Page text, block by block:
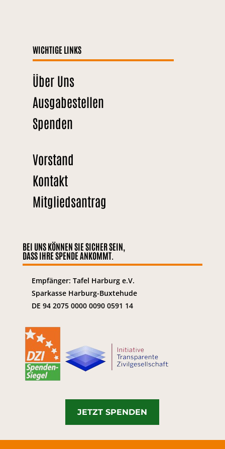
WICHTIGE LINKS
Über Uns
Ausgabestellen
Spenden
Vorstand
Kontakt
Mitgliedsantrag
BEI UNS KÖNNEN SIE SICHER SEIN,
DASS IHRE SPENDE ANKOMMT.
Empfänger: Tafel Harburg e.V.
Sparkasse Harburg-Buxtehude
DE 94 2075 0000 0090 0591 14
JETZT SPENDEN